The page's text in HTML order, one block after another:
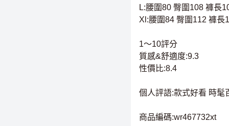
L:腰圍80 臀圍108 褲長
Xl:腰圍84 臀圍112 褲長
1～10評分
質感&舒適度:9.3
性價比:8.4
個人評語:款式好看 時髦
商品編碼:wr467732xt